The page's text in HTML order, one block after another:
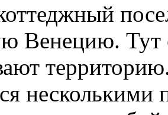
Венецию. Тут